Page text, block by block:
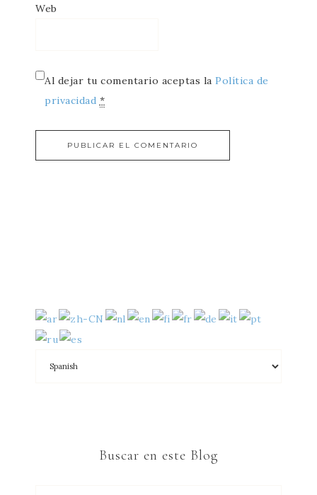
Web
Al dejar tu comentario aceptas la Política de
privacidad *
Buscar en este Blog